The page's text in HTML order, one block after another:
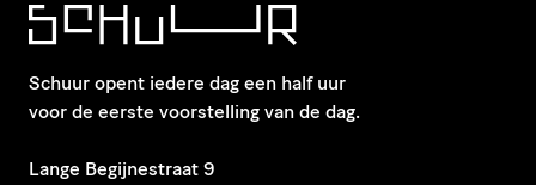
Schuur opent iedere dag een half uur
voor de eerste voorstelling van de dag.
​Lange Begijnestraat 9